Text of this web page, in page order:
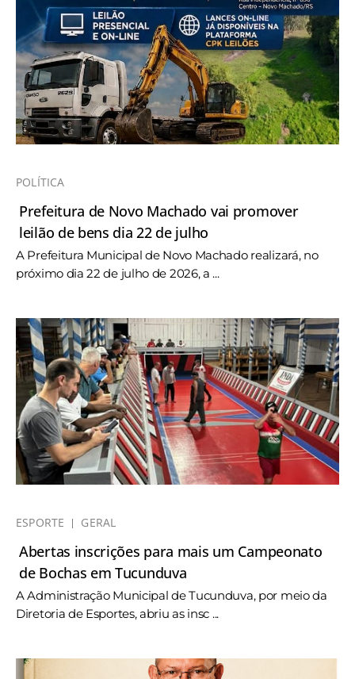
POLÍTICA
Prefeitura de Novo Machado vai promover
leilão de bens dia 22 de julho
A Prefeitura Municipal de Novo Machado realizará, no
próximo dia 22 de julho de 2026, a ...
ESPORTE GERAL
Abertas inscrições para mais um Campeonato
de Bochas em Tucunduva
A Administração Municipal de Tucunduva, por meio da
Diretoria de Esportes, abriu as insc ...